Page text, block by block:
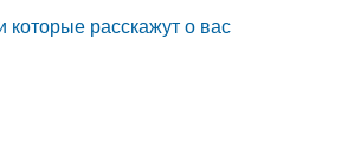
которые расскажут о вас